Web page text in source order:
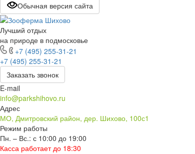
Обычная версия сайта
Лучший отдых
на природе в подмосковье
+7 (495) 255-31-21
+7 (495) 255-31-21
Заказать звонок
E-mail
info@parkshihovo.ru
Адрес
МО, Дмитровский район, дер. Шихово, 100с1
Режим работы
Пн. – Вс.: с 10:00 до 19:00
Касса работает до 18:30